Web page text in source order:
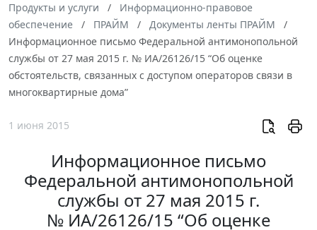
Продукты и услуги
Информационно-правовое
обеспечение
ПРАЙМ
Документы ленты ПРАЙМ
Информационное письмо Федеральной антимонопольной
службы от 27 мая 2015 г. № ИА/26126/15 “Об оценке
обстоятельств, связанных с доступом операторов связи в
многоквартирные дома”
1 июня 2015
Информационное письмо
Федеральной антимонопольной
службы от 27 мая 2015 г.
№ ИА/26126/15 “Об оценке